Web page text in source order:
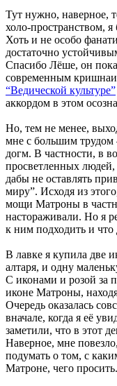
Тут нужно, наверное,
холо-пространством,
Хоть и не особо
достаточно
Спасибо Лёше, он
современным
“Ведической культуре”
аккордом в этом
Но, тем не менее,
мне с большим
догм. В частности, в
просветленных людей,
дабы не оставлять
миру”. Исходя из
мощи Матроны в
настораживали. Но я
к ним подходить и что
В лавке я купила две
алтаря, и одну
С иконами и розой за
иконе Матроны,
Очередь оказалась
вначале, когда я её
заметили, что в этот
Наверное, мне
подумать о том, с
Матроне, чего просить.